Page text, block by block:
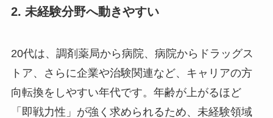
2. 未経験分野へ動きやすい
20代は、調剤薬局から病院、病院からドラッグス
トア、さらに企業や治験関連など、キャリアの方
向転換をしやすい年代です。年齢が上がるほど
「即戦力性」が強く求められるため、未経験領域